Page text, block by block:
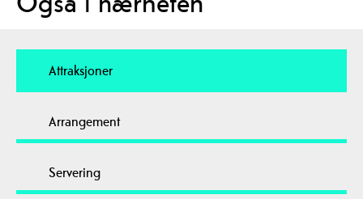
Attraksjoner
Arrangement
Servering